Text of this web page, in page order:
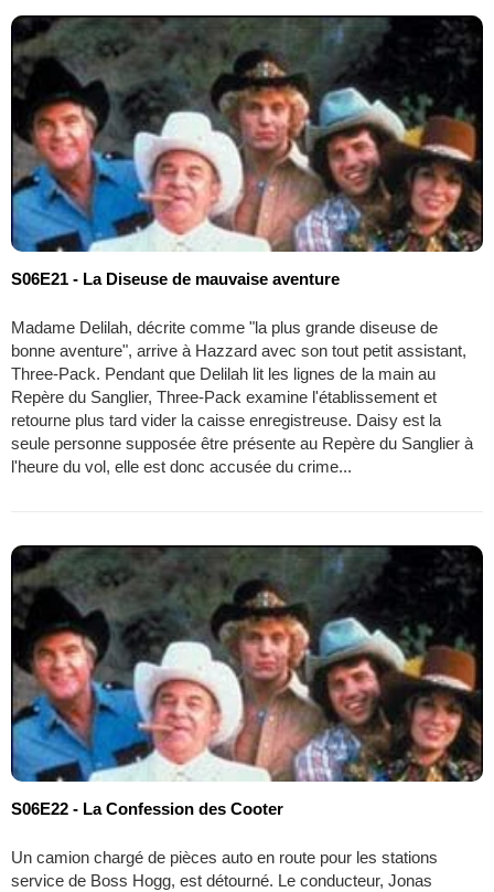
S06E21 - La Diseuse de mauvaise aventure
Madame Delilah, décrite comme "la plus grande diseuse de
bonne aventure", arrive à Hazzard avec son tout petit assistant,
Three-Pack. Pendant que Delilah lit les lignes de la main au
Repère du Sanglier, Three-Pack examine l'établissement et
retourne plus tard vider la caisse enregistreuse. Daisy est la
seule personne supposée être présente au Repère du Sanglier à
l'heure du vol, elle est donc accusée du crime...
S06E22 - La Confession des Cooter
Un camion chargé de pièces auto en route pour les stations
service de Boss Hogg, est détourné. Le conducteur, Jonas